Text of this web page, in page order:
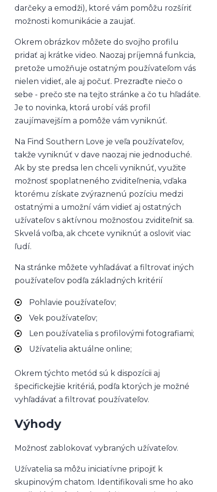
darčeky a emodži), ktoré vám pomôžu rozšíriť
možnosti komunikácie a zaujať.
Okrem obrázkov môžete do svojho profilu
pridať aj krátke video. Naozaj príjemná funkcia,
pretože umožňuje ostatným používateľom vás
nielen vidieť, ale aj počuť. Prezraďte niečo o
sebe - prečo ste na tejto stránke a čo tu hľadáte.
Je to novinka, ktorá urobí váš profil
zaujímavejším a pomôže vám vyniknúť.
Na Find Southern Love je veľa používateľov,
takže vyniknúť v dave naozaj nie jednoduché.
Ak by ste predsa len chceli vyniknúť, využite
možnosť spoplatneného zviditeľnenia, vďaka
ktorému získate zvýraznenú pozíciu medzi
ostatnými a umožní vám vidieť aj ostatných
užívateľov s aktívnou možnosťou zviditeľniť sa.
Skvelá voľba, ak chcete vyniknúť a osloviť viac
ľudí.
Na stránke môžete vyhľadávať a filtrovať iných
používateľov podľa základných kritérií
Pohlavie používateľov;
Vek používateľov;
Len používatelia s profilovými fotografiami;
Užívatelia aktuálne online;
Okrem týchto metód sú k dispozícii aj
špecifickejšie kritériá, podľa ktorých je možné
vyhľadávať a filtrovať používateľov.
Výhody
Možnosť zablokovať vybraných užívateľov.
Užívatelia sa môžu iniciatívne pripojiť k
skupinovým chatom. Identifikovali sme ho ako